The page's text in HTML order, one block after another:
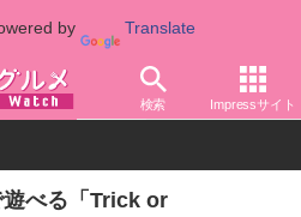
by Translate
検索 Impressサイト
子 江崎グリコ
べる「Trick or